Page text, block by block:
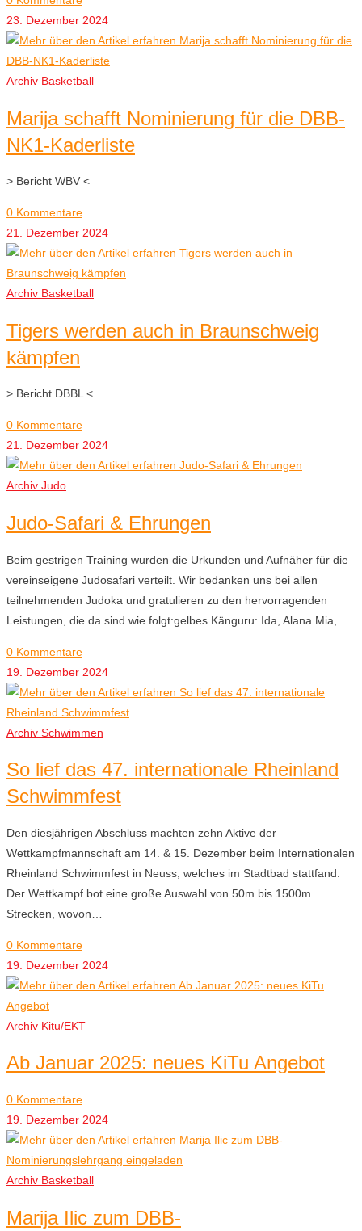
23. Dezember 2024
Archiv Basketball
Marija schafft Nominierung für die DBB-
NK1-Kaderliste
> Bericht WBV <
0 Kommentare
21. Dezember 2024
Archiv Basketball
Tigers werden auch in Braunschweig
kämpfen
> Bericht DBBL <
0 Kommentare
21. Dezember 2024
Archiv Judo
Judo-Safari & Ehrungen
Beim gestrigen Training wurden die Urkunden und Aufnäher für die
vereinseigene Judosafari verteilt. Wir bedanken uns bei allen
teilnehmenden Judoka und gratulieren zu den hervorragenden
Leistungen, die da sind wie folgt:gelbes Känguru: Ida, Alana Mia,…
0 Kommentare
19. Dezember 2024
Archiv Schwimmen
So lief das 47. internationale Rheinland
Schwimmfest
Den diesjährigen Abschluss machten zehn Aktive der
Wettkampfmannschaft am 14. & 15. Dezember beim Internationalen
Rheinland Schwimmfest in Neuss, welches im Stadtbad stattfand.
Der Wettkampf bot eine große Auswahl von 50m bis 1500m
Strecken, wovon…
0 Kommentare
19. Dezember 2024
Archiv Kitu/EKT
Ab Januar 2025: neues KiTu Angebot
0 Kommentare
19. Dezember 2024
Archiv Basketball
Marija Ilic zum DBB-